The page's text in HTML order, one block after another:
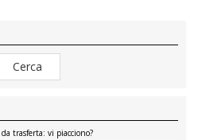
trasferta: vi piacciono?